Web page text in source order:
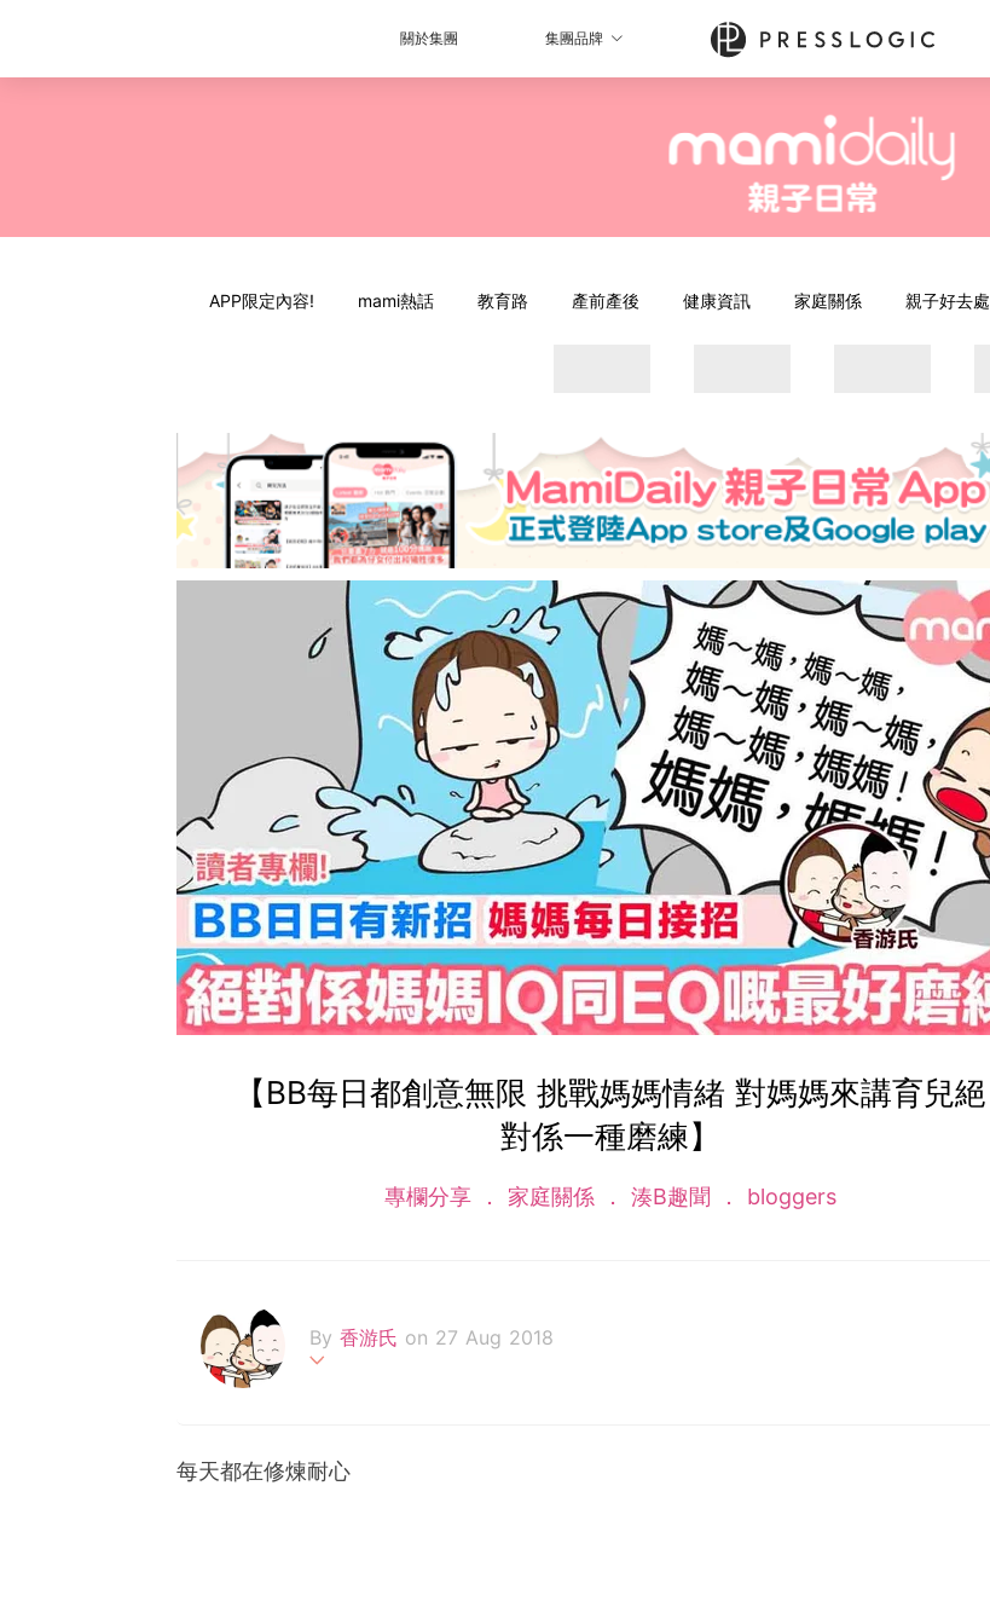
關於集團 集團品牌
APP限定內容! mami熱話 教育路 產前產後 健康資訊 家庭關係 親子好去處
【BB每日都創意無限 挑戰媽媽情緒 對媽媽來講育兒絕
對係一種磨練】
專欄分享 家庭關係 湊B趣聞 bloggers
By 香游氏 on 27 Aug 2018
每天都在修煉耐心